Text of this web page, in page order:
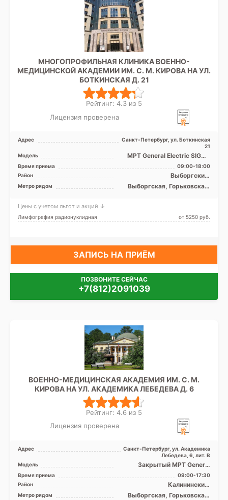
МНОГОПРОФИЛЬНАЯ КЛИНИКА ВОЕННО-
МЕДИЦИНСКОЙ АКАДЕМИИ ИМ. С. М. КИРОВА НА УЛ.
БОТКИНСКАЯ Д. 21
Рейтинг: 4.3 из 5
Лицензия проверена
Адрес
Санкт-Петербург, ул. Боткинская
21
Модель
МРТ General Electric SIGNA
1.5T закрытый тип, КТ
General Electric 16 с ...
Время приема
09:00-18:00
Район
Выборгский,
Красногвардейский,
Петроградский,
Метро рядом
Выборгская, Горьковская,
Цены с учетом льгот и акций ↓
Лимфография радионуклидная от 5250 pуб.
ЗАПИСЬ НА ПРИЁМ
ПОЗВОНИТЕ СЕЙЧАС
+7(812)2091039
ВОЕННО-МЕДИЦИНСКАЯ АКАДЕМИЯ ИМ. С. М.
КИРОВА НА УЛ. АКАДЕМИКА ЛЕБЕДЕВА Д. 6
Рейтинг: 4.6 из 5
Лицензия проверена
Адрес
Санкт-Петербург, ул. Академика
Лебедева, 6, лит. В
Модель
Закрытый МРТ General
Electric SIGNA 1.5 Тесла, КТ
General Electric 16 ...
Время приема
09:00-17:30
Район
Калининский,
Красногвардейский, Невский
Метро рядом
Выборгская, Горьковская,